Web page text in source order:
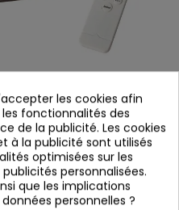
les cookies afin
fonctionnalités des
de la publicité. Les cookies
à la publicité sont utilisés
optimisées sur les
personnalisées.
que les implications
personnelles ?